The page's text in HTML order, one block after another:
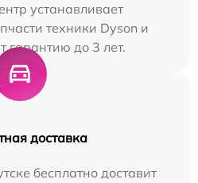
устанавливает
техники Dyson и
гарантию до 3 лет.
доставка
бесплатно доставит